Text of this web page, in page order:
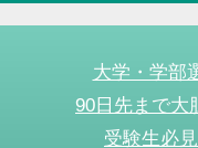
大学・学部
90日先まで大
受験生必